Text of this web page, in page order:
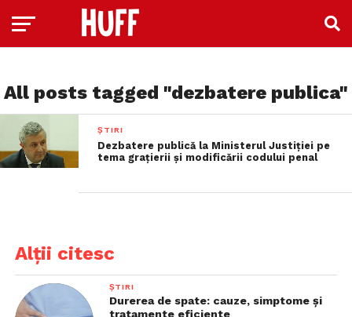
All posts tagged "dezbatere publica"
ȘTIRI
Dezbatere publică la Ministerul Justiției pe
tema grațierii și modificării codului penal
Alții citesc
ȘTIRI
Durerea de spate: cauze, simptome și
tratamente eficiente